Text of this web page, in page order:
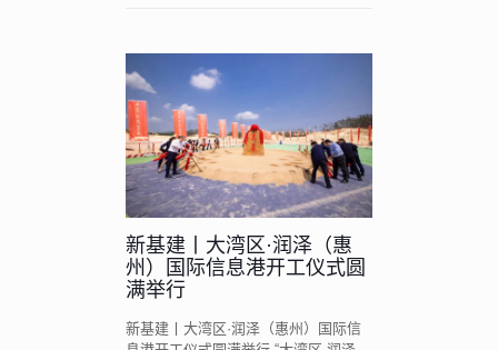
新基建丨大湾区·润泽（惠
州）国际信息港开工仪式圆
满举行
新基建丨大湾区·润泽（惠州）国际信